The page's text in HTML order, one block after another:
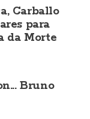
Carballo
para
da Morte
Bruno